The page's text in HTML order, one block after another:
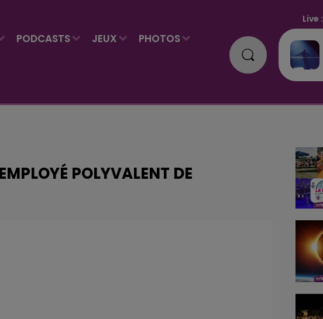
PODCASTS JEUX PHOTOS
Live :
POLYVALENT DE